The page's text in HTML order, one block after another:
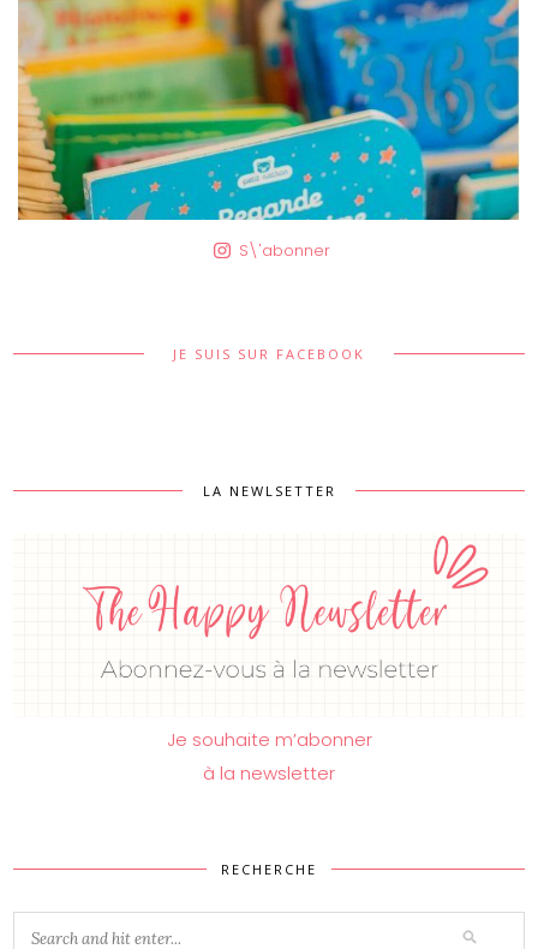
S\'abonner
JE SUIS SUR FACEBOOK
LA NEWLSETTER
Je souhaite m’abonner
à la newsletter
RECHERCHE